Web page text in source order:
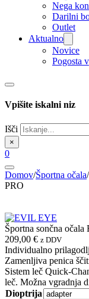
Nega
Darilni
Outlet
Aktualno
Novice
Pogosta
Vpišite iskalni niz
Išči
×
0
Domov/Športna očala/
PRO
Športna sončna
209,00 € z DDV
Individualno
Zamenljiva penica
Sistem leč Quick-
leč. Možna vgradnja
Dioptrija